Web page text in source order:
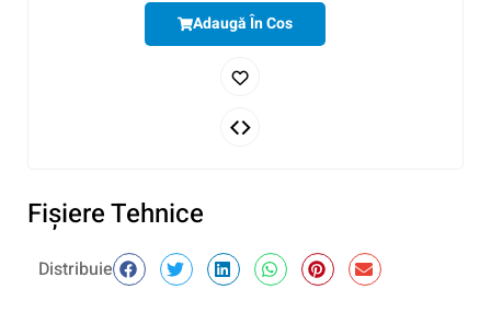
Adaugă În Cos
Fişiere Tehnice
Distribuie